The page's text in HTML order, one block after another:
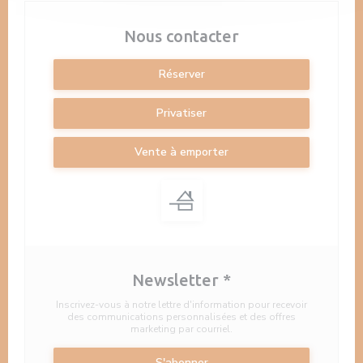
Nous contacter
Réserver
Privatiser
Vente à emporter
Newsletter *
Inscrivez-vous à notre lettre d'information pour recevoir
des communications personnalisées et des offres
marketing par courriel.